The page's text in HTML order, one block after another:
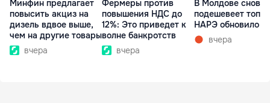
Минфин предлагает
повысить акциз на
дизель вдвое выше,
чем на другие товары
вчера
Фермеры против
повышения НДС до
12%: Это приведет к
волне банкротств
вчера
В Молдове снова
подешевеет
НАРЭ обновило
вчера